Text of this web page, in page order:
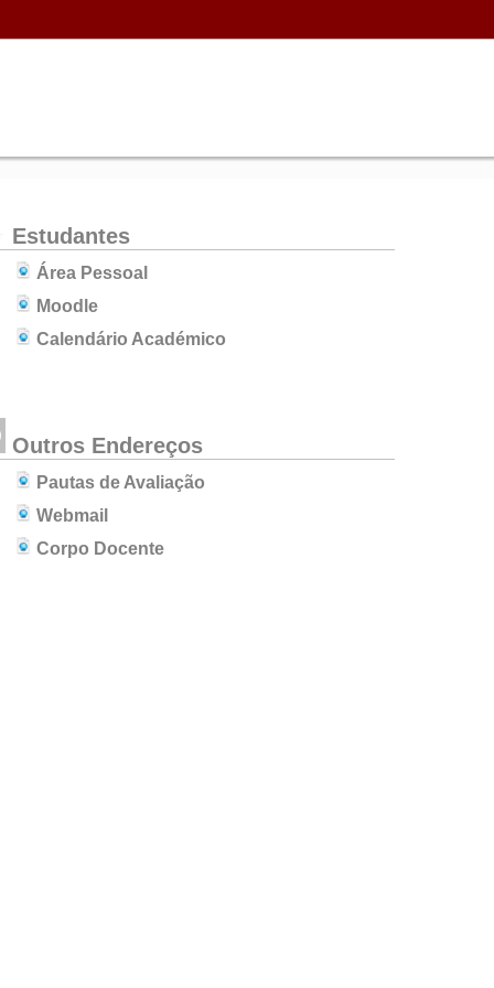
Estudantes
Área Pessoal
Moodle
Calendário Académico
Outros Endereços
Pautas de Avaliação
Webmail
Corpo Docente